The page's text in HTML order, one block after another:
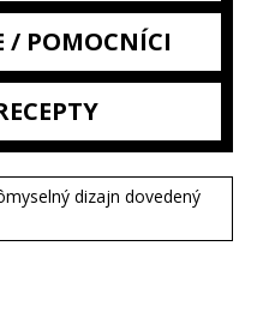
/ POMOCNÍCI
dizajn dovedený